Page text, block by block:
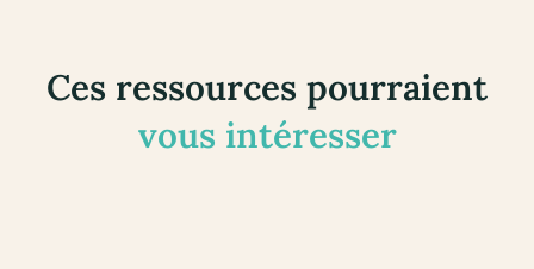
Ces ressources pourraient
vous intéresser